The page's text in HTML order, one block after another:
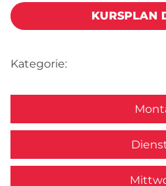
KURSPLAN
Kategorie: